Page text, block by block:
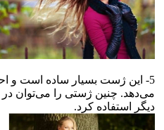
5- این ژست بسیار ساده است و
می‌دهد. چنین ژستی را می‌توان در
دیگر استفاده کرد.